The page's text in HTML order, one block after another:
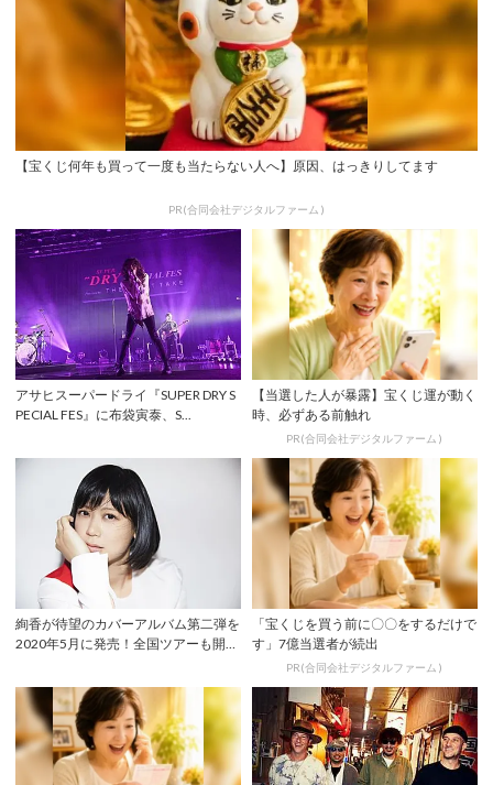
【宝くじ何年も買って一度も当たらない人へ】原因、はっきりしてます
PR(合同会社デジタルファーム )
アサヒスーパードライ『SUPER DRY S
PECIAL FES』に布袋寅泰、S...
【当選した人が暴露】宝くじ運が動く
時、必ずある前触れ
PR(合同会社デジタルファーム )
絢香が待望のカバーアルバム第二弾を
2020年5月に発売！全国ツアーも開催
「宝くじを買う前に〇〇をするだけで
す」7億当選者が続出
PR(合同会社デジタルファーム )